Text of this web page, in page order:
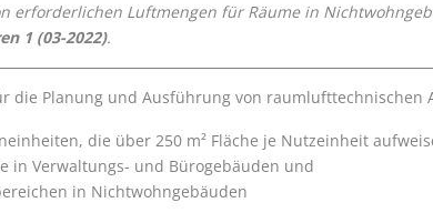
erforderlichen Luftmengen für Räume in
1 (03-2022).
die Planung und Ausführung von raumlufttechnischen
die über 250 m² Fläche je Nutzeinheit
in Verwaltungs- und Bürogebäuden und
in Nichtwohngebäuden